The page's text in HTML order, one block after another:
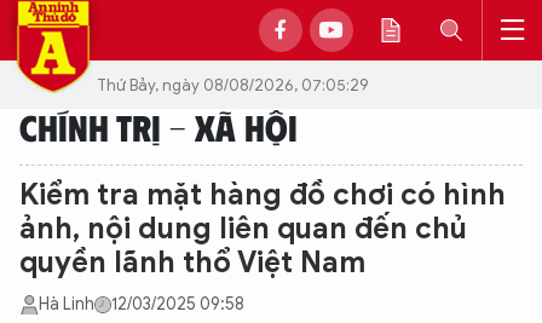
Thứ Bảy, ngày 08/08/2026, 07:05:29
CHÍNH TRỊ - XÃ HỘI
Kiểm tra mặt hàng đồ chơi có hình
ảnh, nội dung liên quan đến chủ
quyền lãnh thổ Việt Nam
Hà Linh 12/03/2025 09:58